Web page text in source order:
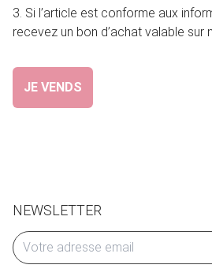
3. Si l’article est conforme aux
recevez un bon d’achat valable sur
JE VENDS
NEWSLETTER